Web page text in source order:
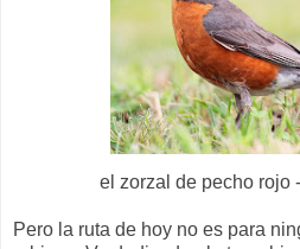
el zorzal de pecho rojo -
Pero la ruta de hoy no es para